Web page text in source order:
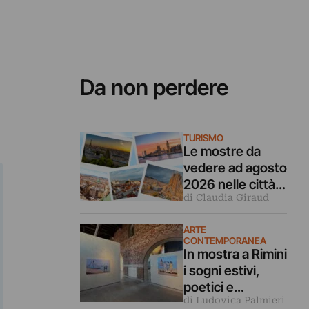
Da non perdere
TURISMO
Le mostre da
vedere ad agosto
2026 nelle città
d’arte europee
di Claudia Giraud
ARTE
CONTEMPORANEA
In mostra a Rimini
i sogni estivi,
poetici e
malinconici
di Ludovica Palmieri